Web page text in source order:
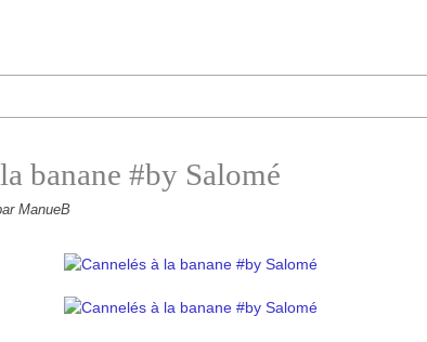
banane #by Salomé
ManueB